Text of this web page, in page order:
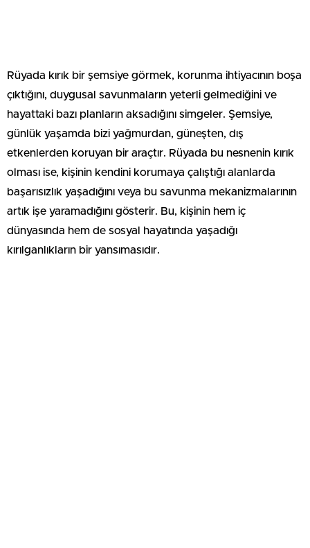
Rüyada kırık bir şemsiye görmek, korunma ihtiyacının boşa
çıktığını, duygusal savunmaların yeterli gelmediğini ve
hayattaki bazı planların aksadığını simgeler. Şemsiye,
günlük yaşamda bizi yağmurdan, güneşten, dış
etkenlerden koruyan bir araçtır. Rüyada bu nesnenin kırık
olması ise, kişinin kendini korumaya çalıştığı alanlarda
başarısızlık yaşadığını veya bu savunma mekanizmalarının
artık işe yaramadığını gösterir. Bu, kişinin hem iç
dünyasında hem de sosyal hayatında yaşadığı
kırılganlıkların bir yansımasıdır.